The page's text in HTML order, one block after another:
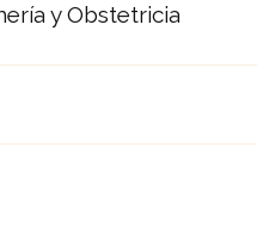
y Obstetricia